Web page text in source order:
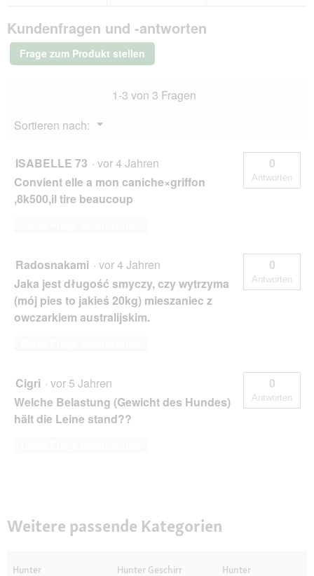
Führleine
Neopren
grau
Kundenfragen und -antworten
Frage zum Produkt stellen
1-3 von 3 Fragen
Sortieren nach:
▼
Menü
ISABELLE 73 · vor 4 Jahren
Convient elle a mon caniche×griffon
,8k500,il tire beaucoup
0
Antworten
Radosnakami · vor 4 Jahren
Jaka jest długość smyczy, czy wytrzyma
(mój pies to jakieś 20kg) mieszaniec z
owczarkiem australijskim.
0
Antworten
Cigri · vor 5 Jahren
Welche Belastung (Gewicht des Hundes)
hält die Leine stand??
0
Antworten
Weitere passende Kategorien
Hunter
Hunter Geschirr
Hunter